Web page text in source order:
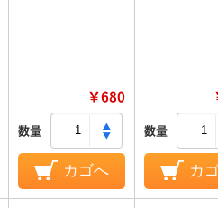
￥680
数量
カゴへ
数量
カ